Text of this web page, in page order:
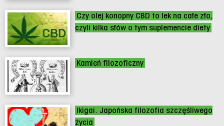
Czy olej konopny CBD to lek na całe zło,
czyli kilka słów o tym suplemencie diety
Kamień filozoficzny
Ikigai. Japońska filozofia szczęśliwego
życia